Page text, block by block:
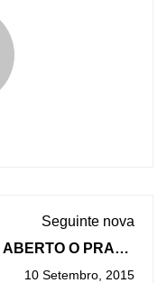
Seguinte nova
ABERTO O PRAZO
DE INSCRICIÓN
10 Setembro, 2015